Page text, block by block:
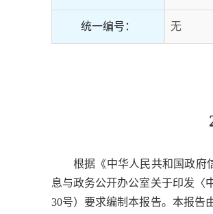
统一编号： 无
根据《中华人民共和国政府
息与政务公开办公室关于印发〈
30号）要求编制本报告。本报告